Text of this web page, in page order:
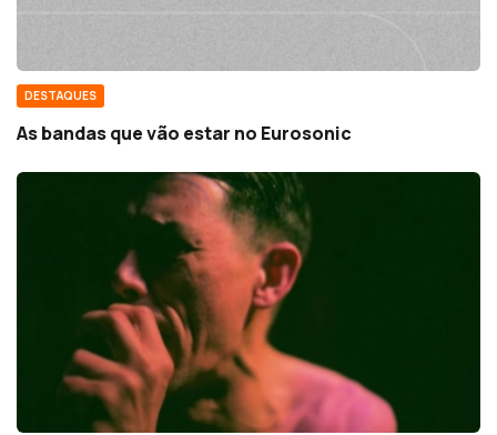
DESTAQUES
As bandas que vão estar no Eurosonic